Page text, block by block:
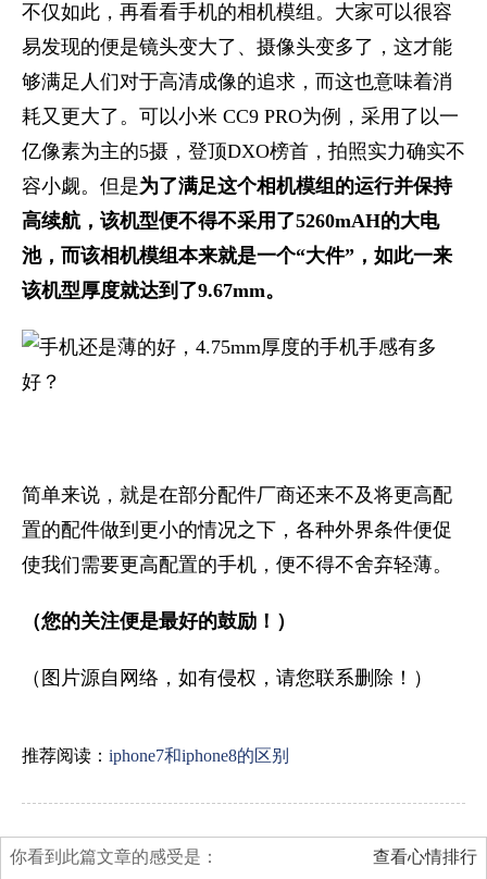
不仅如此，再看看手机的相机模组。大家可以很容
易发现的便是镜头变大了、摄像头变多了，这才能
够满足人们对于高清成像的追求，而这也意味着消
耗又更大了。可以小米 CC9 PRO为例，采用了以一
亿像素为主的5摄，登顶DXO榜首，拍照实力确实不
容小觑。但是为了满足这个相机模组的运行并保持
高续航，该机型便不得不采用了5260mAH的大电
池，而该相机模组本来就是一个“大件”，如此一来
该机型厚度就达到了9.67mm。
简单来说，就是在部分配件厂商还来不及将更高配
置的配件做到更小的情况之下，各种外界条件便促
使我们需要更高配置的手机，便不得不舍弃轻薄。
（您的关注便是最好的鼓励！）
（图片源自网络，如有侵权，请您联系删除！）
推荐阅读： iphone7和iphone8的区别
查看心情排行
你看到此篇文章的感受是：